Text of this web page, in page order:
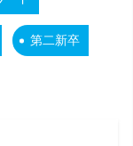
第二新卒